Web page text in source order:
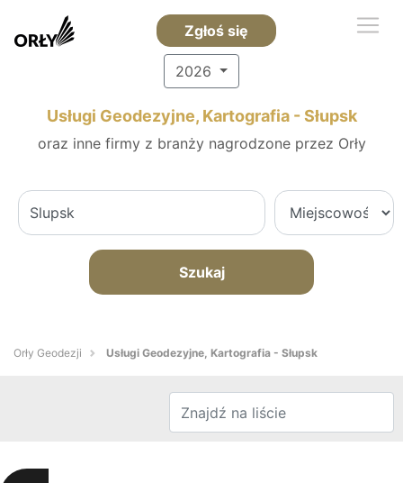
Zgłoś się
2026
Usługi Geodezyjne, Kartografia - Słupsk
oraz inne firmy z branży nagrodzone przez Orły
Szukaj
Orły Geodezji Usługi Geodezyjne, Kartografia - Słupsk